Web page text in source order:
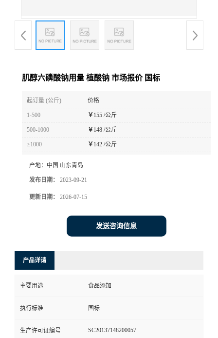
肌醇六磷酸钠用量 植酸钠 市场报价 国标
起订量 (公斤) 价格
1-500 ￥ 155 /公斤
500-1000 ￥ 148 /公斤
≥1000 ￥ 142 /公斤
产地： 中国 山东青岛
发布日期： 2023-09-21
更新日期： 2026-07-15
发送咨询信息
产品详请
主要用途 食品添加
执行标准 国标
生产许可证编号 SC20137148200057